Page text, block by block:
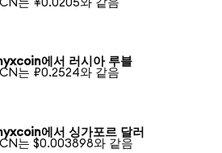
는 ¥0.0205와 같음
에서 러시아 루블
는 ₽0.2524와 같음
에서 싱가포르 달러
는 $0.003898와 같음